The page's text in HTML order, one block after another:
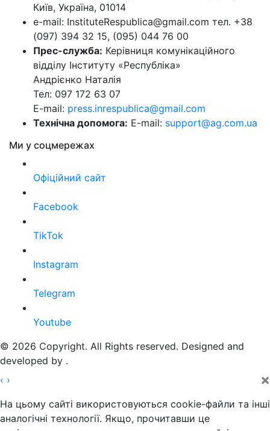
Київ, Україна, 01014
e-mail: InstituteRespublica@gmail.com тел. +38
(097) 394 32 15, (095) 044 76 00
Прес-служба: Керівниця комунікаційного
відділу Інституту «Республіка»
Андрієнко Наталія
Тел: 097 172 63 07
E-mail: press.inrespublica@gmail.com
Технічна допомога: E-mail: support@ag.com.ua
Ми у соцмережах
Офіційний сайт
Facebook
TikTok
Instagram
Telegram
Youtube
© 2026 Copyright. All Rights reserved. Designed and
developed by .
‹ › ×
На цьому сайті використовуються cookie-файли та інші
аналогічні технології. Якщо, прочитавши це